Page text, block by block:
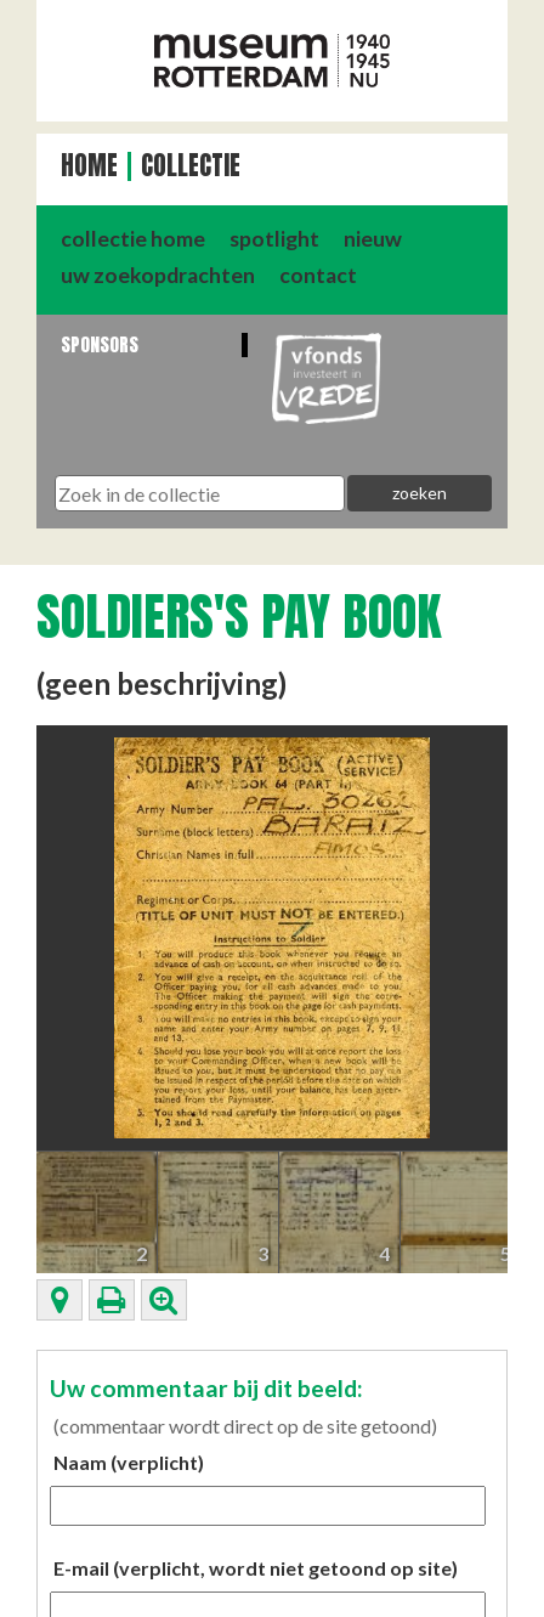
HOME COLLECTIE
collectie home spotlight
nieuw
uw zoekopdrachten
contact
SPONSORS
SOLDIERS'S PAY BOOK
(geen beschrijving)
2 3 4 5
Uw commentaar bij dit beeld:
(commentaar wordt direct op de site getoond)
Naam (verplicht)
E-mail (verplicht, wordt niet getoond op site)